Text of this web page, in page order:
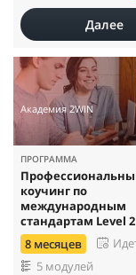
Далее
Академия 2WIN
ПРОГРАММА
коучинг по
международным
стандартам Level 2
8 месяцев
5 модулей